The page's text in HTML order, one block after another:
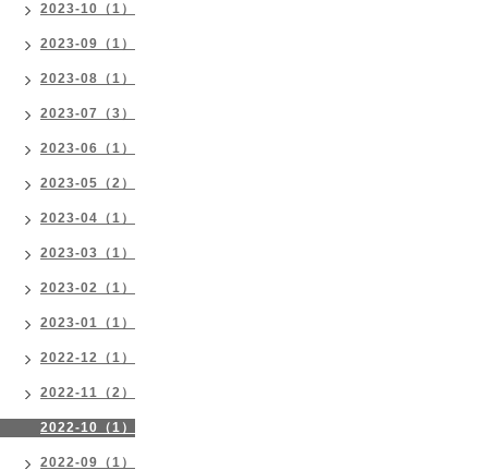
2023-10（1）
2023-09（1）
2023-08（1）
2023-07（3）
2023-06（1）
2023-05（2）
2023-04（1）
2023-03（1）
2023-02（1）
2023-01（1）
2022-12（1）
2022-11（2）
2022-10（1）
2022-09（1）